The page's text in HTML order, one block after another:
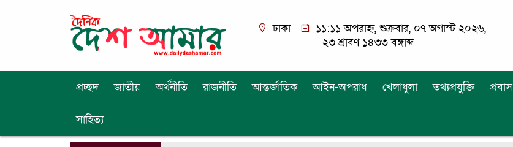
ঢাকা
১১:১১ অপরাহ্ন, শুক্রবার, ০৭ অগাস্ট ২০২৬,
২৩ শ্রাবণ ১৪৩৩ বঙ্গাব্দ
প্রচ্ছদ জাতীয় অর্থনীতি রাজনীতি আন্তর্জাতিক আইন-অপরাধ খেলাধুলা তথ্যপ্রযুক্তি প্রবাস
সাহিত্য